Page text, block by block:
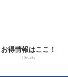
お得情報はここ！
Deals